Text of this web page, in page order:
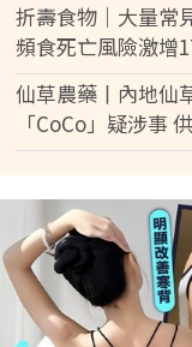
折壽食物｜大量常
頻食死亡風險激增
仙草農藥丨內地仙
「CoCo」疑涉事